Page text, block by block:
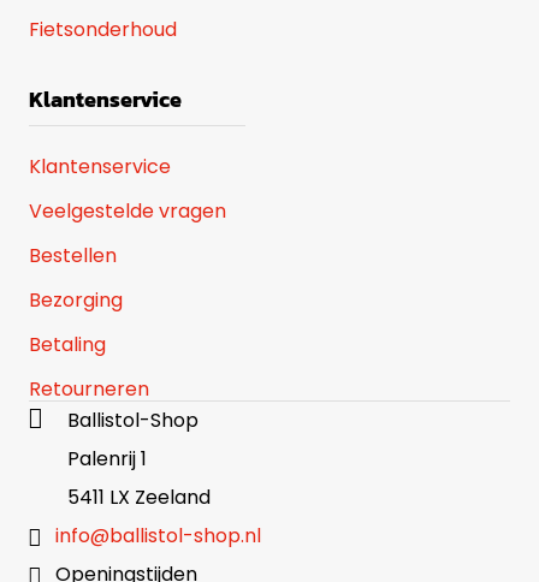
Fietsonderhoud
Klantenservice
Klantenservice
Veelgestelde vragen
Bestellen
Bezorging
Betaling
Retourneren
Ballistol-Shop
Palenrij 1
5411 LX Zeeland
info@ballistol-shop.nl
Openingstijden